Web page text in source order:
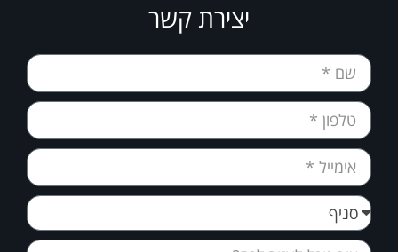
יצירת קשר